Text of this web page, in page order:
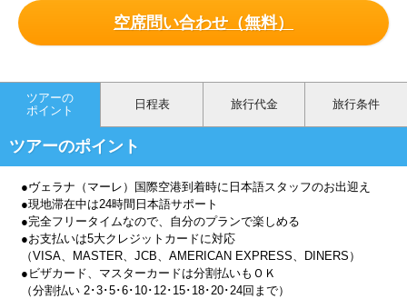
空席問い合わせ（無料）
ツアーの
ポイント
日程表 旅行代金 旅行条件
ツアーのポイント
●ヴェラナ（マーレ）国際空港到着時に日本語スタッフのお出迎え
●現地滞在中は24時間日本語サポート
●完全フリータイムなので、自分のプランで楽しめる
●お支払いは5大クレジットカードに対応
（VISA、MASTER、JCB、AMERICAN EXPRESS、DINERS）
●ビザカード、マスターカードは分割払いもＯＫ
（分割払い 2･3･5･6･10･12･15･18･20･24回まで）